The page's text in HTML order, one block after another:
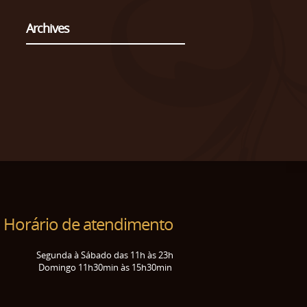
Archives
Horário de atendimento
Segunda à Sábado das 11h às 23h
Domingo 11h30min às 15h30min